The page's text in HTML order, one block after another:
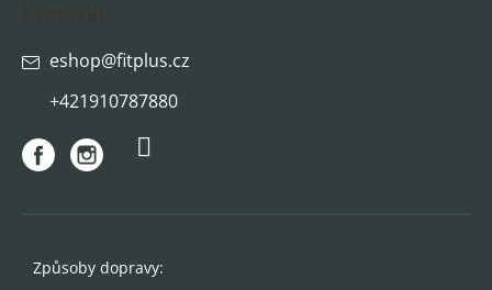
eshop@fitplus.cz
+421910787880
Způsoby dopravy: